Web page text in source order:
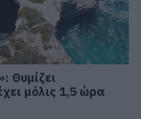
Θυμίζει
μόλις 1,5 ώρα